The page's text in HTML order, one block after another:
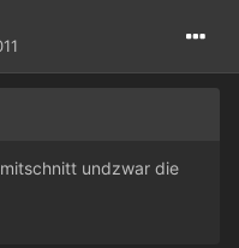
undzwar die